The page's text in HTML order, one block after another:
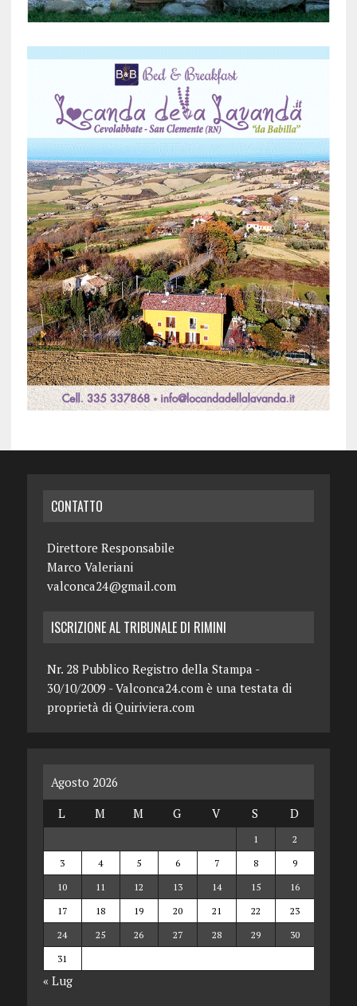
CONTATTO
Direttore Responsabile
Marco Valeriani
valconca24@gmail.com
ISCRIZIONE AL TRIBUNALE DI RIMINI
Nr. 28 Pubblico Registro della Stampa -
30/10/2009 - Valconca24.com è una testata di
proprietà di Quiriviera.com
Agosto 2026
L
M M G V S D
1
2
3
4 5 6 7 8
9
10
11 12 13 14 15
16
17
18 19 20 21 22
23
24
25 26 27 28 29
30
31
« Lug